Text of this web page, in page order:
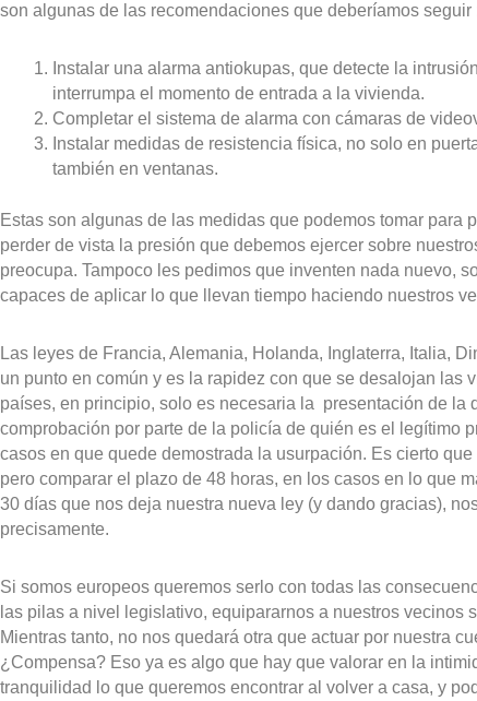
son algunas de las recomendaciones que deberíamos seguir
Instalar una alarma antiokupas, que detecte la
interrumpa el momento de entrada a la vivienda.
Completar el sistema de alarma con cámaras de
Instalar medidas de resistencia física, no solo en
también en ventanas.
Estas son algunas de las medidas que podemos tomar para
perder de vista la presión que debemos ejercer sobre
preocupa. Tampoco les pedimos que inventen nada nuevo,
capaces de aplicar lo que llevan tiempo haciendo nuestros
Las leyes de Francia, Alemania, Holanda, Inglaterra, Italia,
un punto en común y es la rapidez con que se desalojan las
países, en principio, solo es necesaria la presentación de la
comprobación por parte de la policía de quién es el legítimo
casos en que quede demostrada la usurpación. Es cierto
pero comparar el plazo de 48 horas, en los casos en lo que
30 días que nos deja nuestra nueva ley (y dando gracias),
precisamente.
Si somos europeos queremos serlo con todas las
las pilas a nivel legislativo, equipararnos a nuestros vecinos
Mientras tanto, no nos quedará otra que actuar por nuestra
¿Compensa? Eso ya es algo que hay que valorar en la
tranquilidad lo que queremos encontrar al volver a casa, y